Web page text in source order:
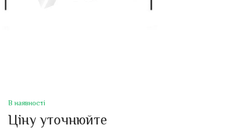
В наявності
Ціну уточнюйте